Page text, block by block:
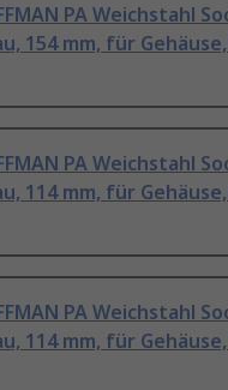
PA Weichstahl
154 mm, für
PA Weichstahl
114 mm, für
PA Weichstahl
114 mm, für